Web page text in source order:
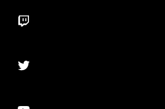
Twitch
Twitter